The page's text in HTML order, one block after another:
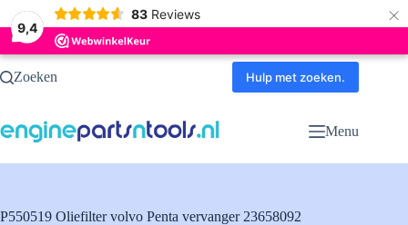
9,4
83 Reviews ×
Ga
naarZoeken Hulp met zoeken.
Menu
P550519 Oliefilter volvo Penta vervanger 23658092